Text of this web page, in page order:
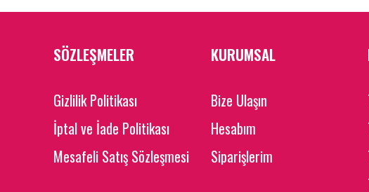
SÖZLEŞMELER
Gizlilik Politikası
İptal ve İade Politikası
Mesafeli Satış Sözleşmesi
KURUMSAL
Bize Ulaşın
Hesabım
Siparişlerim